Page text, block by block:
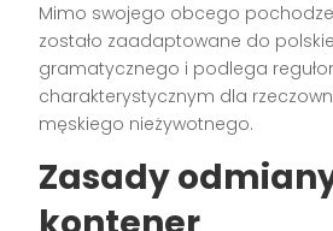
Mimo swojego obcego
zostało zaadaptowane do
gramatycznego i podlega
charakterystycznym dla
męskiego nieżywotnego.
Zasady